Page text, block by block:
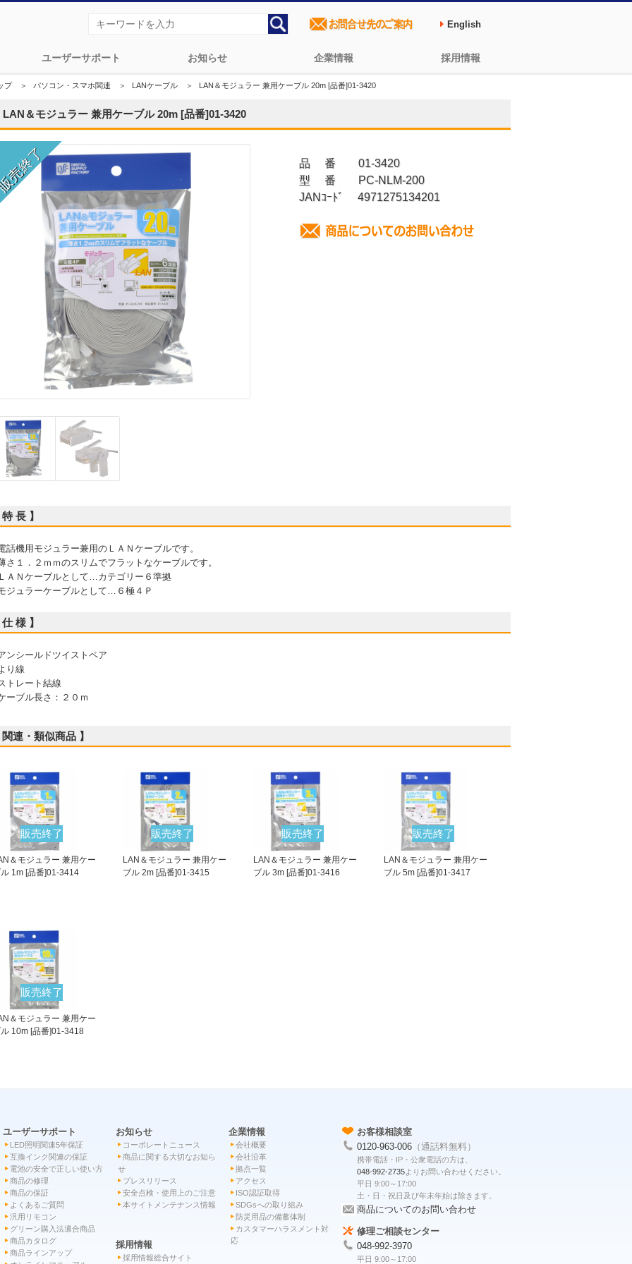
ユーザーサポート お知らせ 企業情報 採用情報
English
プ＞ パソコン・スマホ関連 ＞ LANケーブル ＞ LAN＆モジュラー 兼用ケーブル 20m [品番]01-3420
LAN＆モジュラー 兼用ケーブル 20m [品番]01-3420
品 番 01-3420
型 番 PC-NLM-200
JANｺｰﾄﾞ 4971275134201
特 長 】
話機用モジュラー兼用のＬＡＮケーブルです。
さ１．２ｍｍのスリムでフラットなケーブルです。
ＡＮケーブルとして…カテゴリー６準拠
ジュラーケーブルとして…６極４Ｐ
仕 様 】
ンシールドツイストペア
り線
トレート結線
ーブル長さ：２０ｍ
関連・類似商品 】
販売終了
＆モジュラー 兼用ケー
ル 1m [品番]01-3414
販売終了
LAN＆モジュラー 兼用ケー
ブル 2m [品番]01-3415
販売終了
LAN＆モジュラー 兼用ケー
ブル 3m [品番]01-3416
販売終了
LAN＆モジュラー 兼用ケー
ブル 5m [品番]01-3417
販売終了
＆モジュラー 兼用ケー
ル 10m [品番]01-3418
ユーザーサポート
LED照明関連5年保証
互換インク関連の保証
電池の安全で正しい使い方
商品の修理
商品の保証
よくあるご質問
汎用リモコン
グリーン購入法適合商品
商品カタログ
商品ラインアップ
お知らせ
コーポレートニュース
商品に関する大切なお知ら
せ
プレスリリース
安全点検・使用上のご注意
本サイトメンテナンス情報
企業情報
会社概要
会社沿革
拠点一覧
アクセス
ISO認証取得
SDGsへの取り組み
防災用品の備蓄体制
カスタマーハラスメント対
応
採用情報
採用情報総合サイト
お客様相談室
0120-963-006 （通話料無料）
携帯電話・IP・公衆電話の方は、
048-992-2735よりお問い合わせください。
平日 9:00～17:00
土・日・祝日及び年末年始は除きます。
商品についてのお問い合わせ
修理ご相談センター
048-992-3970
平日 9:00～17:00